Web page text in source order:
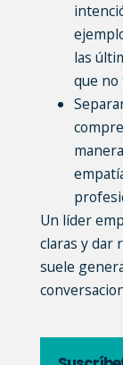
las
que no
Un líder
claras y dar
suele